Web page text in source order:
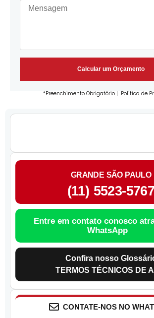
Calcular um Orçamento
*Preenchimento Obrigatório | Politica de
GRANDE SÃO PAULO
(11) 5523-5767
Entre em contato conosco
WhatsApp
Confira nosso
TERMOS TÉCNICOS DE
CONTATE-NOS NO